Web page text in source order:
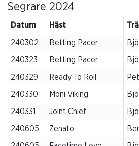
Segrare 2024
Datum Häst
240302 Betting Pacer
240323 Betting Pacer
240329 Ready To Roll
240330 Moni Viking
240331 Joint Chief
240605 Zenato